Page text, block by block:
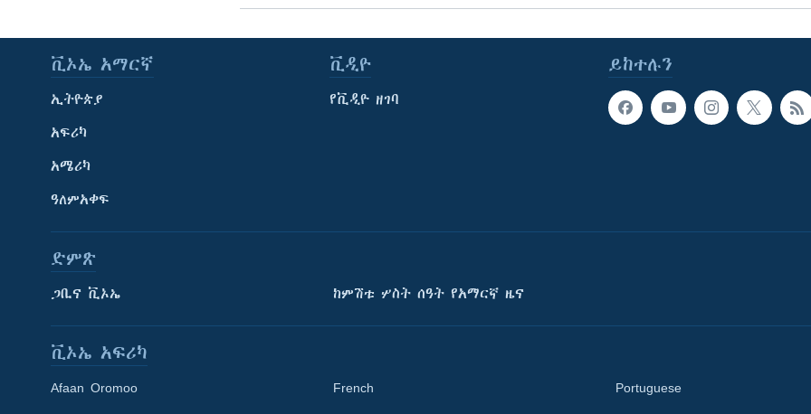
ይከተሉን
ቪኦኤ አማርኛ
ኢትዮጵያ
አፍሪካ
አሜሪካ
ዓለምአቀፍ
ቪዲዮ
የቪዲዮ ዘገባ
ድምጽ
ጋቢና ቪኦኤ ከምሽቱ ሦስት ሰዓት የአማርኛ ዜና
ቪኦኤ አፍሪካ
Afaan Oromoo French Portuguese